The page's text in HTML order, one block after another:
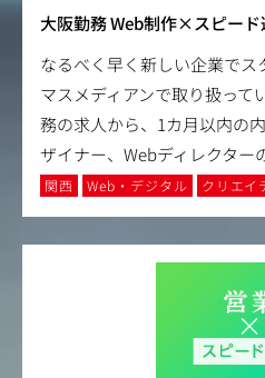
大阪勤務 Web制作×スピード
なるべく早く新しい企業でス
マスメディアンで取り扱って
務の求人から、1カ月以内の
ザイナー、Webディレクター
関西 Web・デジタル クリエイ